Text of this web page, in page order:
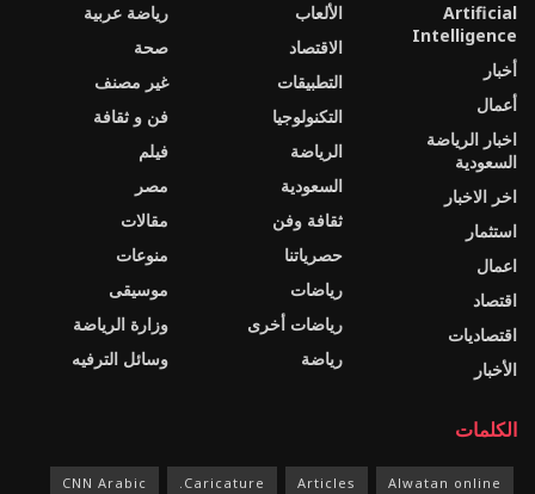
Artificial
Intelligence
أخبار
أعمال
اخبار الرياضة
السعودية
اخر الاخبار
استثمار
اعمال
اقتصاد
اقتصاديات
الأخبار
الألعاب
الاقتصاد
التطبيقات
التكنولوجيا
الرياضة
السعودية
ثقافة وفن
حصرياتنا
رياضات
رياضات أخرى
رياضة
رياضة عربية
صحة
غير مصنف
فن و ثقافة
فيلم
مصر
مقالات
منوعات
موسيقى
وزارة الرياضة
وسائل الترفيه
الكلمات
Alwatan online
Articles
Caricature.
CNN Arabic